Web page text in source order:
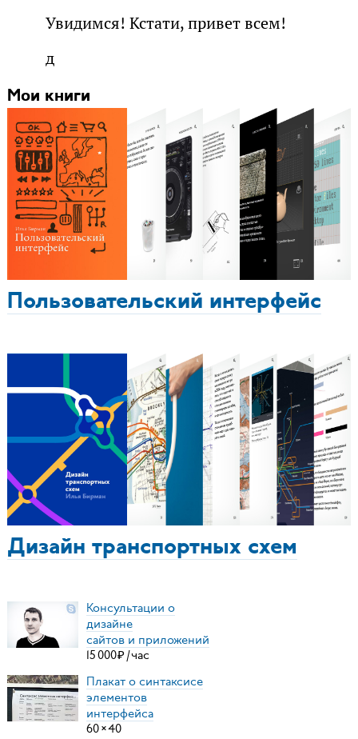
Увидимся! Кстати, привет всем!
д
Мои книги
Пользовательский интерфейс
Дизайн транспортных схем
Консультации о
дизайне
сайтов и приложений
15000₽ /час
Плакат о синтаксисе
элементов
интерфейса
60×40